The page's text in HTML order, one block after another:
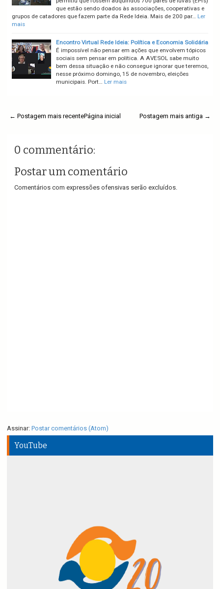
que estão sendo doados às associações, cooperativas e
grupos de catadores que fazem parte da Rede Ideia. Mais de 200 par… Ler
mais
Encontro Virtual Rede Ideia: Política e Economia Solidária
É impossível não pensar em ações que envolvem tópicos
sociais sem pensar em política. A AVESOL sabe muito
bem dessa situação e não consegue ignorar que teremos,
nesse próximo domingo, 15 de novembro, eleições
municipais. Port… Ler mais
← Postagem mais recente Postagem mais antiga →
Página inicial
0 commentário:
Postar um comentário
Comentários com expressões ofensivas serão excluídos.
Assinar: Postar comentários (Atom)
YouTube